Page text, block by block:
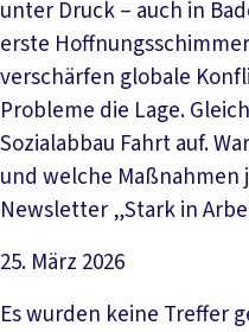
unter Druck – auch in
erste
verschärfen globale
Probleme die Lage.
Sozialabbau Fahrt auf.
und welche
Newsletter „Stark in
25. März 2026
Artikel lesen
Es wurden keine Treffer